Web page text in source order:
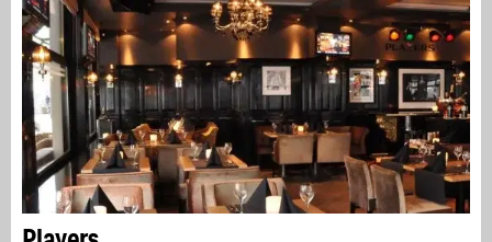
Players
Zin in een feestje? Dan moet je naar Players nabij het
Leidseplein, het meest populaire café van de...